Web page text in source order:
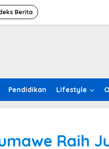
Berita
Pendidikan Lifestyle
Raih